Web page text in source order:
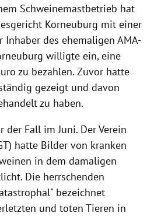
Schweinemastbetrieb hat
Korneuburg mit einer
Inhaber des ehemaligen AMA-
willigte ein, eine
zu bezahlen. Zuvor hatte
gezeigt und davon
zu haben.
der Fall im Juni. Der Verein
hatte Bilder von kranken
in dem damaligen
Die herrschenden
bezeichnet
und toten Tieren in